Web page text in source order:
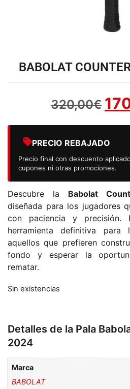
BABOLAT
320,00€
PRECIO REBAJADO
Precio final con descuento
cupones ni otras promociones.
Descubre la Babolat
diseñada para los jugadores
con paciencia y precisión.
herramienta definitiva para
aquellos que prefieren
fondo y esperar la
rematar.
Sin existencias
Detalles de la Pala
2024
Marca
BABOLAT